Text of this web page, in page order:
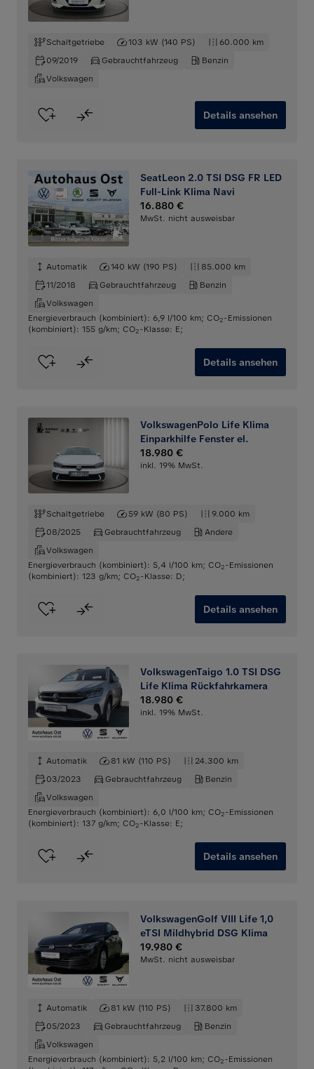
Schaltgetriebe 103 kW (140 PS)
60.000 km
09/2019
Gebrauchtfahrzeug
Benzin
Volkswagen
Details ansehen
SeatLeon 2.0 TSI DSG FR LED
Full-Link Klima Navi
16.880 €
MwSt. nicht ausweisbar
Automatik 140 kW (190 PS)
85.000 km
11/2018
Gebrauchtfahrzeug
Benzin
Volkswagen
Energieverbrauch (kombiniert): 6,9 l/100 km; CO2-Emissionen
(kombiniert): 155 g/km; CO2-Klasse: E;
Details ansehen
VolkswagenPolo Life Klima
Einparkhilfe Fenster el.
18.980 €
inkl. 19% MwSt.
Schaltgetriebe 59 kW (80 PS)
9.000 km
08/2025
Gebrauchtfahrzeug
Andere
Volkswagen
Energieverbrauch (kombiniert): 5,4 l/100 km; CO2-Emissionen
(kombiniert): 123 g/km; CO2-Klasse: D;
Details ansehen
VolkswagenTaigo 1.0 TSI DSG
Life Klima Rückfahrkamera
18.980 €
inkl. 19% MwSt.
Automatik 81 kW (110 PS)
24.300 km
03/2023
Gebrauchtfahrzeug
Benzin
Volkswagen
Energieverbrauch (kombiniert): 6,0 l/100 km; CO2-Emissionen
(kombiniert): 137 g/km; CO2-Klasse: E;
Details ansehen
VolkswagenGolf VIII Life 1,0
eTSI Mildhybrid DSG Klima
19.980 €
MwSt. nicht ausweisbar
Automatik 81 kW (110 PS)
37.800 km
05/2023
Gebrauchtfahrzeug
Benzin
Volkswagen
Energieverbrauch (kombiniert): 5,2 l/100 km; CO2-Emissionen